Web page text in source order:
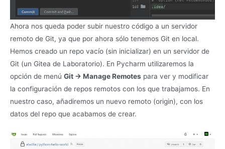
Ahora nos queda poder subir nuestro código a un servidor
remoto de Git, ya que por ahora sólo tenemos Git en local.
Hemos creado un repo vacío (sin inicializar) en un servidor de
Git (un Gitea de Laboratorio). En Pycharm utilizaremos la
opción de menú Git -> Manage Remotes para ver y modificar
la configuración de repos remotos con los que trabajamos. En
nuestro caso, añadiremos un nuevo remoto (origin), con los
datos del repo que acabamos de crear.